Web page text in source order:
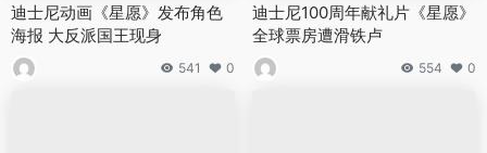
迪士尼动画《星愿》发布角色
海报 大反派国王现身
541 0
迪士尼100周年献礼片《星愿》
全球票房遭滑铁卢
554 0